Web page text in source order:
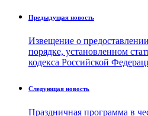
Предыдущая новость
Извещение о
порядке, установленном
кодекса Российской
Следующая новость
Праздничная программа в